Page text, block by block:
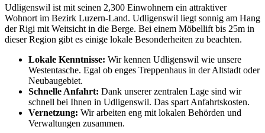
Udligenswil ist mit seinen 2,300 Einwohnern ein attraktiver
Wohnort im Bezirk Luzern-Land. Udligenswil liegt sonnig am Hang
der Rigi mit Weitsicht in die Berge. Bei einem Möbellift bis 25m in
dieser Region gibt es einige lokale Besonderheiten zu beachten.
Lokale Kenntnisse: Wir kennen Udligenswil wie unsere
Westentasche. Egal ob enges Treppenhaus in der Altstadt oder
Neubaugebiet.
Schnelle Anfahrt: Dank unserer zentralen Lage sind wir
schnell bei Ihnen in Udligenswil. Das spart Anfahrtskosten.
Vernetzung: Wir arbeiten eng mit lokalen Behörden und
Verwaltungen zusammen.